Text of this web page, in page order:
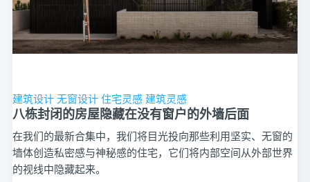
建筑设计 无窗设计 住宅灵感 建筑灵感
八栋封闭的房屋隐藏在没有窗户的外墙后面
在我们的最新合集中，我们将目光投向那些利用坚实、无窗的
墙体创造私密感与神秘感的住宅，它们将内部空间从外部世界
的视线中隐藏起来。